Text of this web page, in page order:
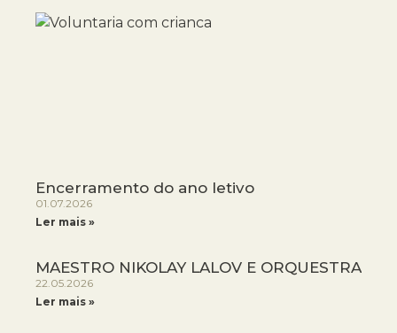
Encerramento do ano letivo
01.07.2026
Ler mais »
MAESTRO NIKOLAY LALOV E ORQUESTRA
22.05.2026
Ler mais »